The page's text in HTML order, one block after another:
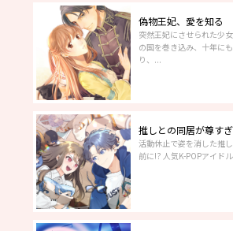
偽物王妃、愛を知る
突然王妃にさせられた少
の国を巻き込み、十年に
り、...
推しとの同居が尊すぎ
活動休止で姿を消した推
前に!? 人気K-POPアイド